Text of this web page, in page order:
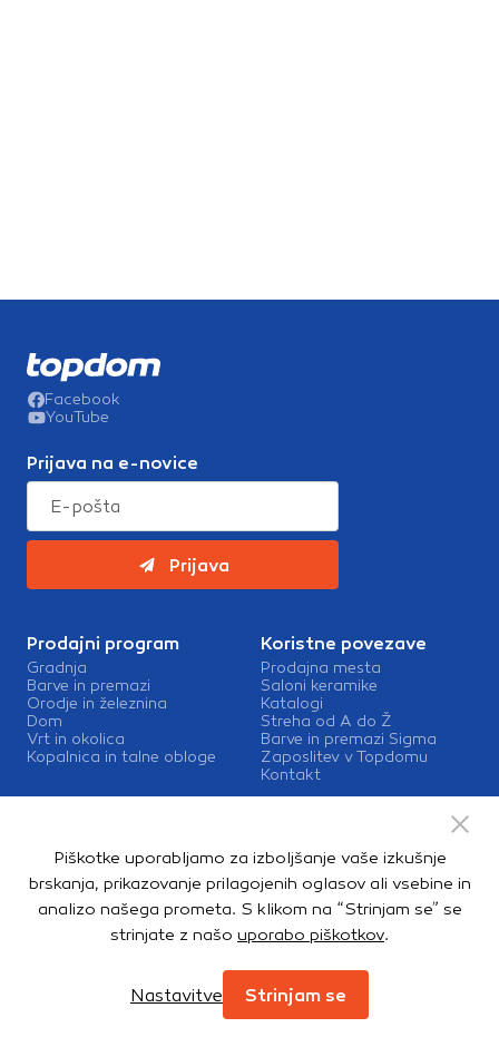
Facebook
YouTube
Prijava na e-novice
Prijava
Prodajni program
Gradnja
Barve in premazi
Orodje in železnina
Dom
Vrt in okolica
Kopalnica in talne obloge
Koristne povezave
Prodajna mesta
Saloni keramike
Katalogi
Streha od A do Ž
Barve in premazi Sigma
Zaposlitev v Topdomu
Kontakt
Mešalnice barv
Dostava
Zasebnost in piškotki
Piškotke uporabljamo za izboljšanje vaše izkušnje
brskanja, prikazovanje prilagojenih oglasov ali vsebine in
analizo našega prometa. S klikom na “Strinjam se” se
strinjate z našo uporabo piškotkov.
Nastavitve Strinjam se